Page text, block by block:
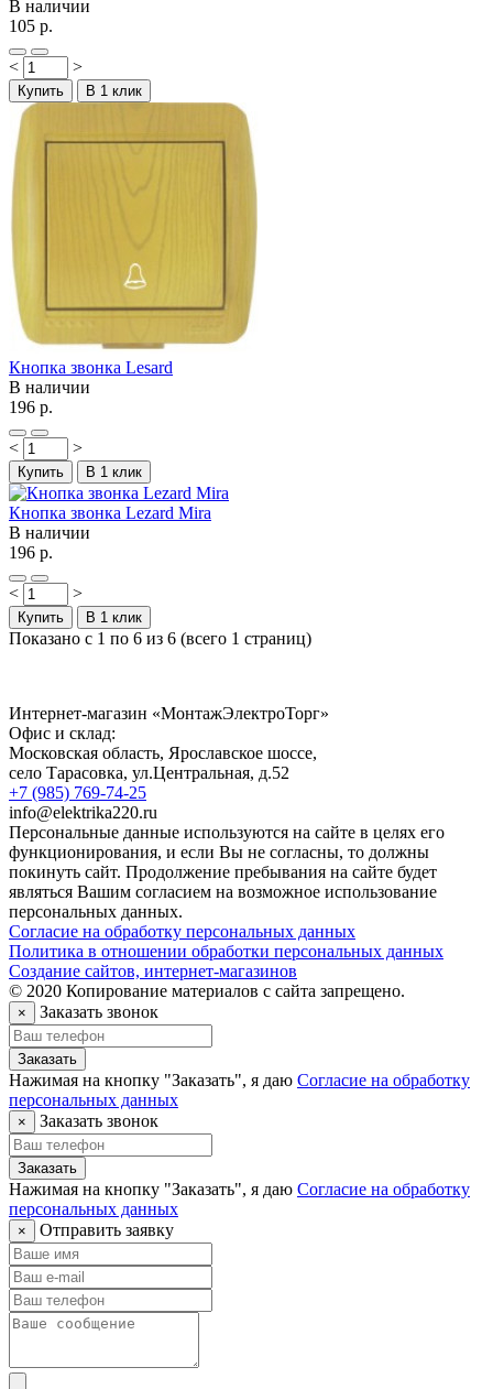
В наличии
105 р.
< >
Купить В 1 клик
Кнопка звонка Lesard
В наличии
196 р.
< >
Купить В 1 клик
Кнопка звонка Lezard Mira
В наличии
196 р.
< >
Купить В 1 клик
Показано с 1 по 6 из 6 (всего 1 страниц)
Интернет-магазин «МонтажЭлектроТорг»
Офис и склад:
Московская область, Ярославское шоссе,
село Тарасовка, ул.Центральная, д.52
+7 (985) 769-74-25
info@elektrika220.ru
Персональные данные используются на сайте в целях его
функционирования, и если Вы не согласны, то должны
покинуть сайт. Продолжение пребывания на сайте будет
являться Вашим согласием на возможное использование
персональных данных.
Согласие на обработку персональных данных
Политика в отношении обработки персональных данных
Создание сайтов, интернет-магазинов
© 2020 Копирование материалов с сайта запрещено.
× Заказать звонок
Заказать
Нажимая на кнопку "Заказать", я даю Согласие на обработку
персональных данных
× Заказать звонок
Заказать
Нажимая на кнопку "Заказать", я даю Согласие на обработку
персональных данных
× Отправить заявку